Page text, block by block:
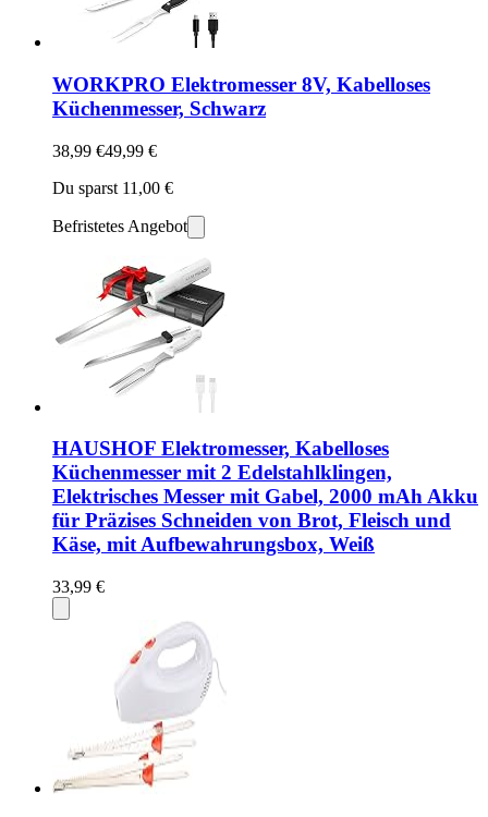
WORKPRO Elektromesser 8V, Kabelloses
Küchenmesser, Schwarz
38,99 €49,99 €
Du sparst 11,00 €
Befristetes Angebot
HAUSHOF Elektromesser, Kabelloses
Küchenmesser mit 2 Edelstahlklingen,
Elektrisches Messer mit Gabel, 2000 mAh Akku
für Präzises Schneiden von Brot, Fleisch und
Käse, mit Aufbewahrungsbox, Weiß
33,99 €